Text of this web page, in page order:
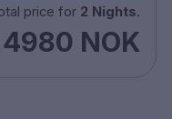
price for 2 Nights.
4980 NOK